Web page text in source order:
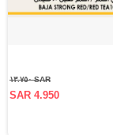
SAR ١٣.٧٥٠
SAR 4.950